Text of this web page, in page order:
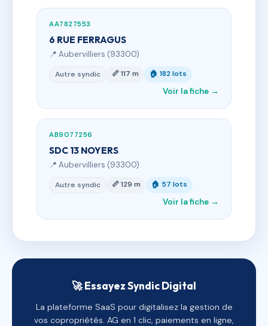
AA7827553
6 RUE FERRAGUS
📍 Aubervilliers (93300)
Autre syndic 📏 117 m 🏠 182 lots
Voir la fiche →
AB9077256
SDC 13 NOYERS
📍 Aubervilliers (93300)
Autre syndic 📏 129 m 🏠 57 lots
Voir la fiche →
🚀 Essayez Syndic Digital
La plateforme SaaS pour digitalisez la gestion de
vos copropriétés. AG en 1 clic, paiements en ligne,